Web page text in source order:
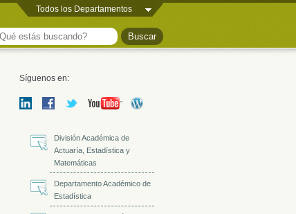
Todos los Departamentos
Síguenos en:
División Académica de
Actuaría, Estadística y
Matemáticas
Departamento Académico de
Estadística